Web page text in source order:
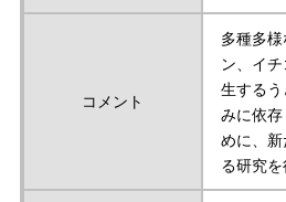
コメント
多種多
ン、イ
生する
みに依
めに、
る研究を